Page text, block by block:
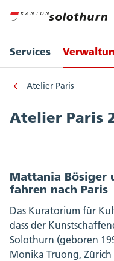
Services
Atelier Paris
Atelier Paris
Mattania Bösiger
fahren nach Paris
Das Kuratorium für
dass der
Solothurn (geboren
Monika Truong, Zürich